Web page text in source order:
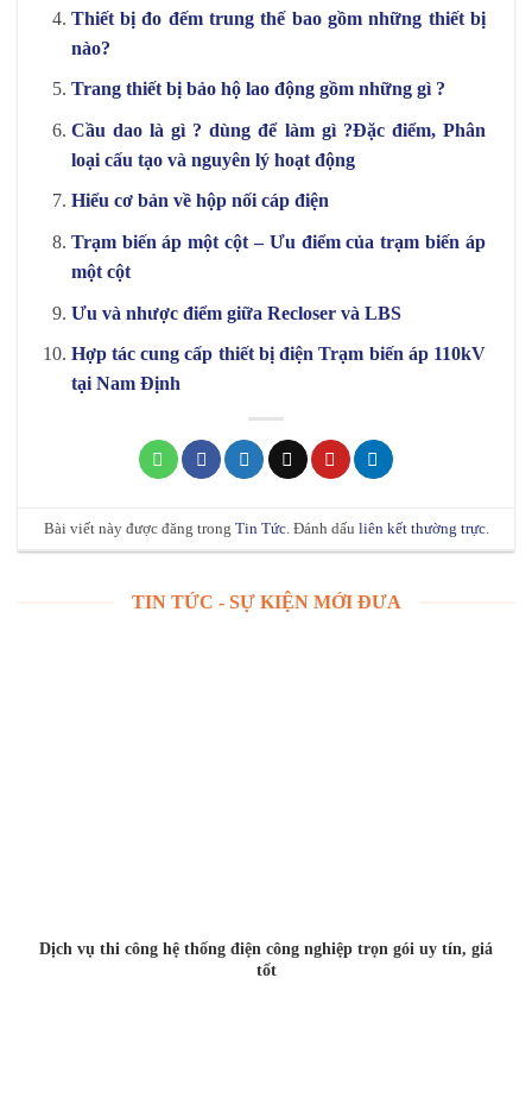
Thiết bị đo đếm trung thế bao gồm những thiết bị
nào?
Trang thiết bị bảo hộ lao động gồm những gì ?
Cầu dao là gì ? dùng để làm gì ?Đặc điểm, Phân
loại cấu tạo và nguyên lý hoạt động
Hiểu cơ bản về hộp nối cáp điện
Trạm biến áp một cột – Ưu điểm của trạm biến áp
một cột
Ưu và nhược điểm giữa Recloser và LBS
Hợp tác cung cấp thiết bị điện Trạm biến áp 110kV
tại Nam Định
Bài viết này được đăng trong Tin Tức. Đánh dấu liên kết thường trực.
TIN TỨC - SỰ KIỆN MỚI ĐƯA
Dịch vụ thi công hệ thống điện công nghiệp trọn gói uy tín, giá
tốt